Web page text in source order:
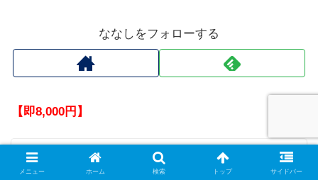
ななしをフォローする
【即8,000円】
【終了時期不明】Tiktok新規登録で即8,000円
分貰える
新規ユーザーは即8,000円貰える人が多いと思うのでお
メニュー ホーム 検索 トップ サイドバー